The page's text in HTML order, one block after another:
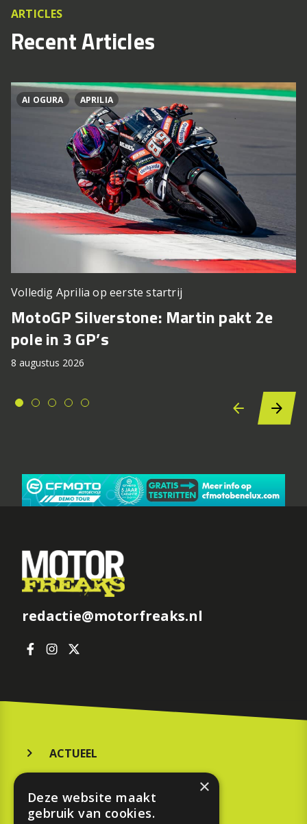
ARTICLES
Recent Articles
AI OGURA APRILIA
Volledig Aprilia op eerste startrij
MotoGP Silverstone: Martin pakt 2e
pole in 3 GP’s
8 augustus 2026
redactie@motorfreaks.nl
ACTUEEL
KOOPGIDS
×
Deze website maakt
gebruik van cookies.